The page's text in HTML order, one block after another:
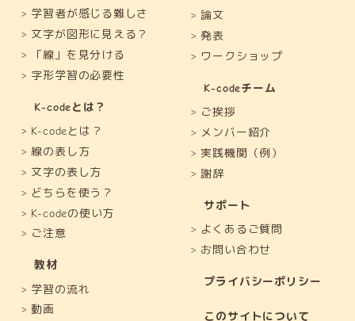
学習者が感じる難しさ
文字が図形に見える？
「線」を見分ける
字形学習の必要性
K-codeとは？
K-codeとは？
線の表し方
文字の表し方
どちらを使う？
K-codeの使い方
ご注意
教材
学習の流れ
動画
論文
発表
ワークショップ
K-codeチーム
ご挨拶
メンバー紹介
実践機関（例）
謝辞
サポート
よくあるご質問
お問い合わせ
プライバシーポリシー
このサイトについて